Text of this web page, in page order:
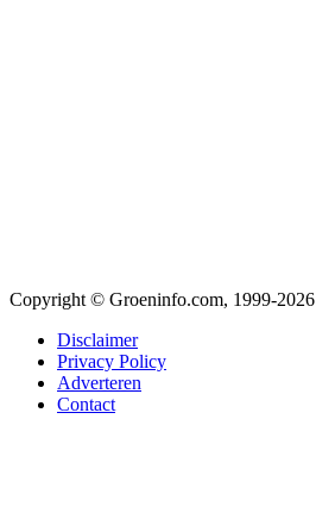
Copyright © Groeninfo.com, 1999-2026
Disclaimer
Privacy Policy
Adverteren
Contact